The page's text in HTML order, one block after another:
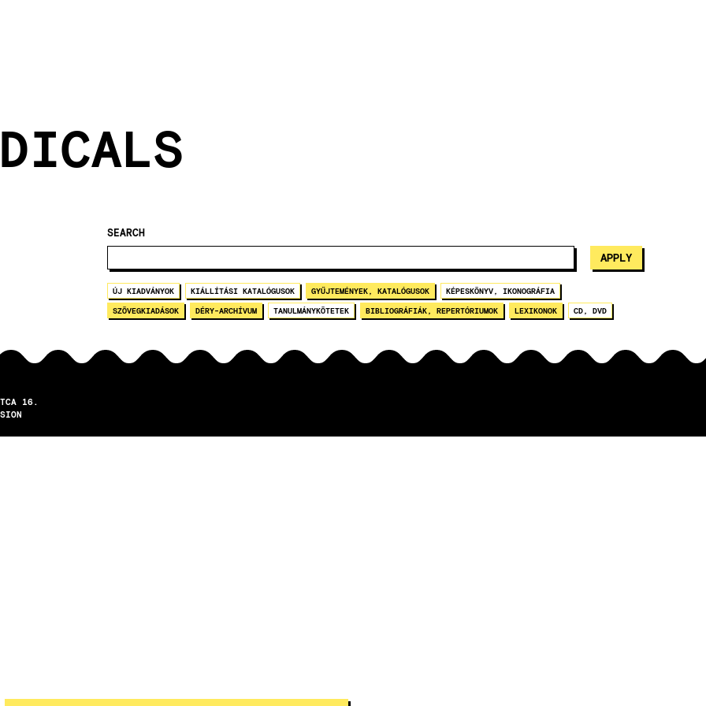
SEARCH
ÚJ KIADVÁNYOK KIÁLLÍTÁSI KATALÓGUSOK GYŰJTEMÉNYEK, KATALÓGUSOK KÉPESKÖNYV, IKONOGRÁFIA
SZÖVEGKIADÁSOK DÉRY-ARCHÍVUM TANULMÁNYKÖTETEK BIBLIOGRÁFIÁK, REPERTÓRIUMOK LEXIKONOK CD, DVD
16.